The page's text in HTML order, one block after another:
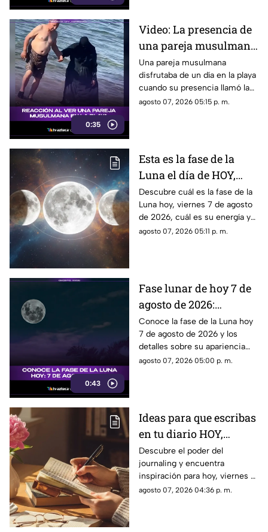
0:35
Video: La presencia de
una pareja musulmana
en la playa provoca
reacciones
Una pareja musulmana
disfrutaba de un día en la playa
cuando su presencia llamó la
atención de los presentes.
agosto 07, 2026 05:15 p. m.
Esta es la fase de la
Luna el día de HOY,
viernes 7 de agosto de
2026: ¿Cómo se verá el
astro durante la noche?
Descubre cuál es la fase de la
Luna hoy, viernes 7 de agosto
de 2026, cuál es su energía y
cómo nos podría afectar.
agosto 07, 2026 05:11 p. m.
0:43
Fase lunar de hoy 7 de
agosto de 2026:
descubre cómo luce la
Luna y su significado
Conoce la fase de la Luna hoy
7 de agosto de 2026 y los
detalles sobre su apariencia
durante esta jornada.
agosto 07, 2026 05:00 p. m.
Ideas para que escribas
en tu diario HOY,
viernes 7 de junio de
2026: Usa este journal
prompt y termina tu
día lleno de gratitud
Descubre el poder del
journaling y encuentra
inspiración para hoy, viernes 7
de junio de 2026. Un prompt
agosto 07, 2026 04:36 p. m.